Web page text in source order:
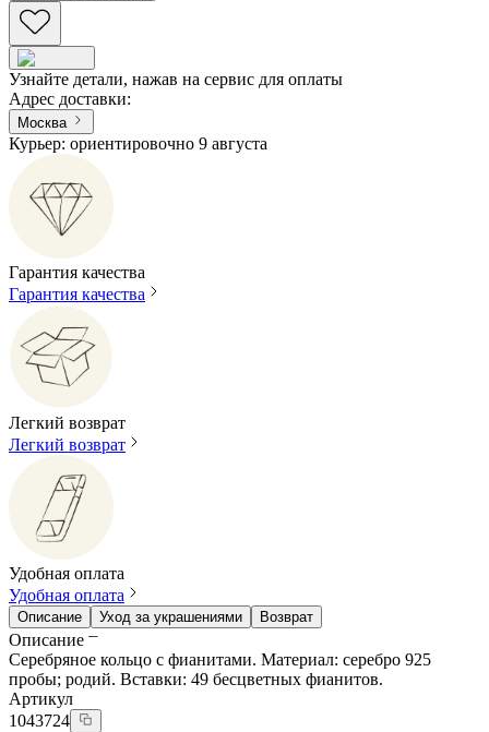
Узнайте детали, нажав на сервис для оплаты
Адрес доставки:
Москва
Курьер: ориентировочно 9 августа
Гарантия качества
Гарантия качества
Легкий возврат
Легкий возврат
Удобная оплата
Удобная оплата
Описание Уход за украшениями Возврат
Описание
Серебряное кольцо с фианитами. Материал: серебро 925
пробы; родий. Вставки: 49 бесцветных фианитов.
Артикул
1043724